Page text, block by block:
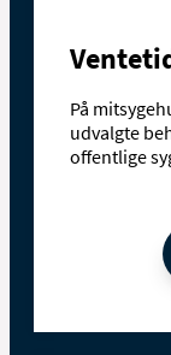
På
udvalgte
offentlige